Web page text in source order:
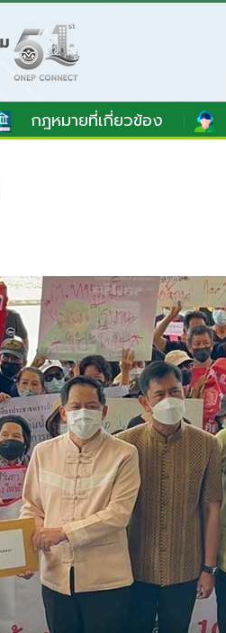
กฎหมายที่เกี่ยวข้อง